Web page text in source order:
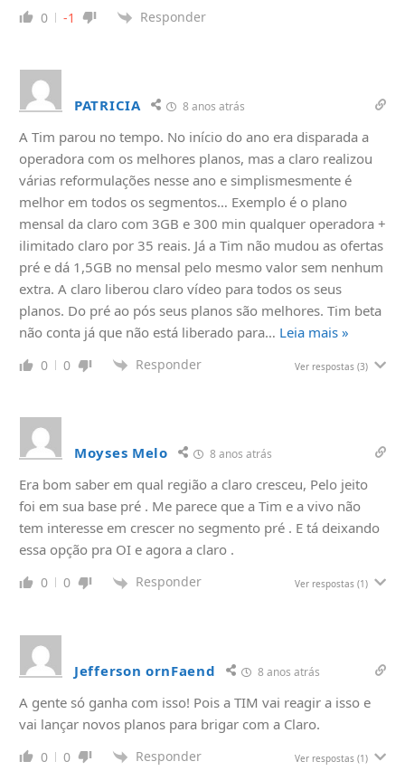
0 -1 Responder
PATRICIA 8 anos atrás
A Tim parou no tempo. No início do ano era disparada a
operadora com os melhores planos, mas a claro realizou
várias reformulações nesse ano e simplismesmente é
melhor em todos os segmentos… Exemplo é o plano
mensal da claro com 3GB e 300 min qualquer operadora +
ilimitado claro por 35 reais. Já a Tim não mudou as ofertas
pré e dá 1,5GB no mensal pelo mesmo valor sem nenhum
extra. A claro liberou claro vídeo para todos os seus
planos. Do pré ao pós seus planos são melhores. Tim beta
não conta já que não está liberado para… Leia mais »
0 0 Responder Ver respostas (3)
Moyses Melo 8 anos atrás
Era bom saber em qual região a claro cresceu, Pelo jeito
foi em sua base pré . Me parece que a Tim e a vivo não
tem interesse em crescer no segmento pré . E tá deixando
essa opção pra OI e agora a claro .
0 0 Responder Ver respostas (1)
Jefferson ornFaend 8 anos atrás
A gente só ganha com isso! Pois a TIM vai reagir a isso e
vai lançar novos planos para brigar com a Claro.
0 0 Responder Ver respostas (1)